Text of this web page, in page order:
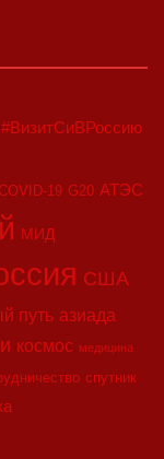
#ВизитСиВРоссию
COVID-19 G20 АТЭС
МИД
США
путь азиада
космос медицина
спутник